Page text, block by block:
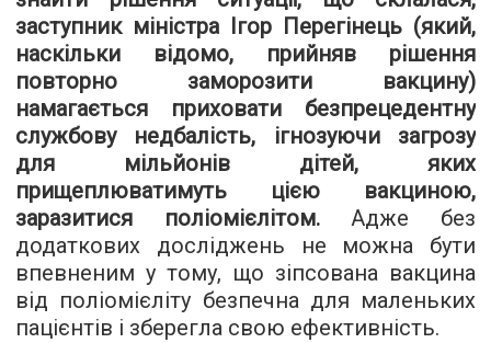
заступник міністра Ігор Перегінець (який,
наскільки відомо, прийняв рішення
повторно заморозити вакцину)
намагається приховати безпрецедентну
службову недбалість, ігнозуючи загрозу
для мільйонів дітей, яких
прищеплюватимуть цією вакциною,
заразитися поліомієлітом.Адже без
додаткових досліджень не можна бути
впевненим у тому, що зіпсована вакцина
від поліомієліту безпечна для маленьких
пацієнтів і зберегла свою ефективність.